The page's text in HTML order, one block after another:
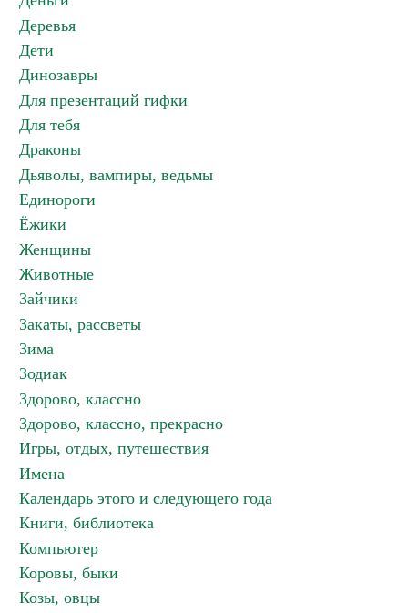
Деревья
Дети
Динозавры
Для презентаций гифки
Для тебя
Драконы
Дьяволы, вампиры, ведьмы
Единороги
Ёжики
Женщины
Животные
Зайчики
Закаты, рассветы
Зима
Зодиак
Здорово, классно
Здорово, классно, прекрасно
Игры, отдых, путешествия
Имена
Календарь этого и следующего года
Книги, библиотека
Компьютер
Коровы, быки
Козы, овцы